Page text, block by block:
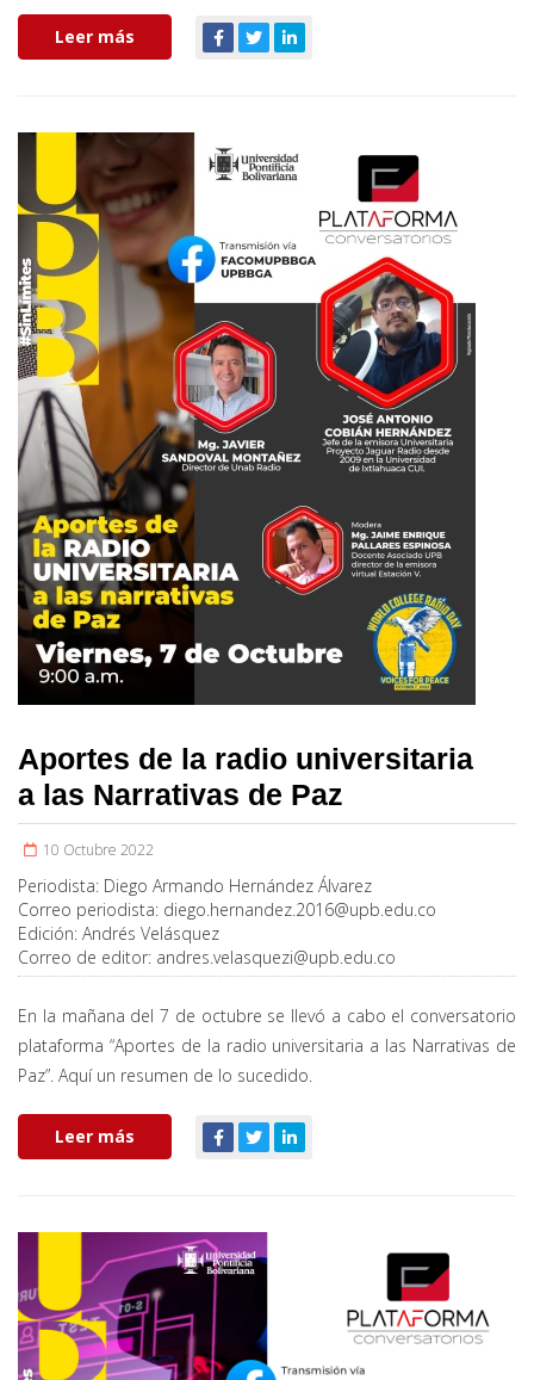
Leer más
Aportes de la radio universitaria
a las Narrativas de Paz
10 Octubre 2022
Periodista: Diego Armando Hernández Álvarez
Correo periodista: diego.hernandez.2016@upb.edu.co
Edición: Andrés Velásquez
Correo de editor: andres.velasquezi@upb.edu.co
En la mañana del 7 de octubre se llevó a cabo el conversatorio
plataforma “Aportes de la radio universitaria a las Narrativas de
Paz”. Aquí un resumen de lo sucedido.
Leer más